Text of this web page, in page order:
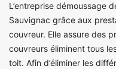
L’entreprise démoussage
Sauvignac grâce aux
couvreur. Elle assure des
couvreurs éliminent tous
toit. Afin d’éliminer les